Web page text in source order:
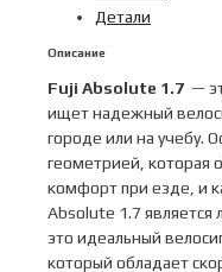
Детали
Описание
Fuji Absolute 1.7 —
ищет надежный
городе или на учебу.
геометрией, которая
комфорт при езде, и
Absolute 1.7 является
это идеальный
который обладает